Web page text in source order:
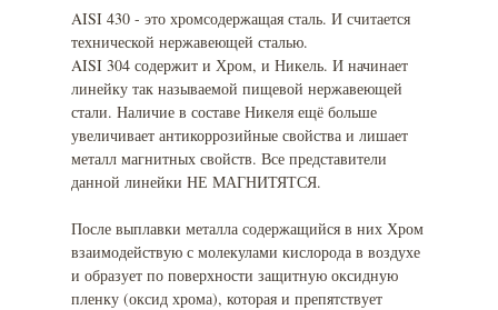
AISI 430 - это хромсодержащая сталь. И считается
технической нержавеющей сталью.
AISI 304 содержит и Хром, и Никель. И начинает
линейку так называемой пищевой нержавеющей
стали. Наличие в составе Никеля ещё больше
увеличивает антикоррозийные свойства и лишает
металл магнитных свойств. Все представители
данной линейки НЕ МАГНИТЯТСЯ.
После выплавки металла содержащийся в них Хром
взаимодействую с молекулами кислорода в воздухе
и образует по поверхности защитную оксидную
пленку (оксид хрома), которая и препятствует